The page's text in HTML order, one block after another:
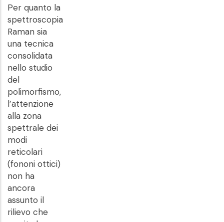
Per quanto la
spettroscopia
Raman sia
una tecnica
consolidata
nello studio
del
polimorfismo,
l’attenzione
alla zona
spettrale dei
modi
reticolari
(fononi ottici)
non ha
ancora
assunto il
rilievo che